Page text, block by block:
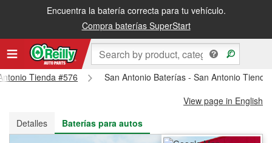
Encuentra la batería correcta para tu vehículo.
Compra baterías SuperStart
Recibe tu orden gratis al día siguiente o recógela en la tienda
Tienda #576
San Antonio Baterías - San Antonio
View page in English
Detalles
Baterías para autos